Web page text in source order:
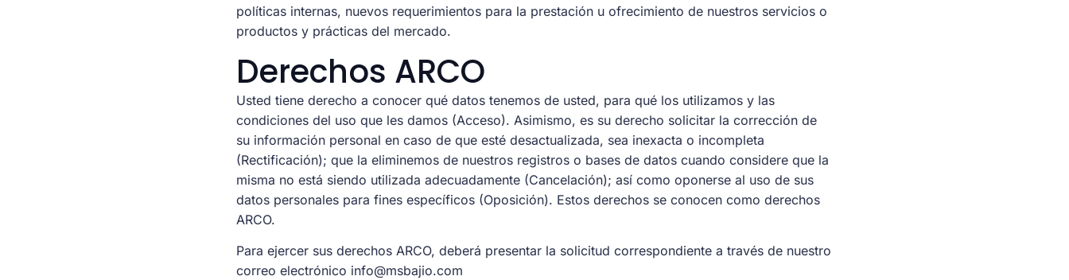
políticas internas, nuevos requerimientos para la prestación u ofrecimiento de nuestros servicios o
productos y prácticas del mercado.
Derechos ARCO
Usted tiene derecho a conocer qué datos tenemos de usted, para qué los utilizamos y las
condiciones del uso que les damos (Acceso). Asimismo, es su derecho solicitar la corrección de
su información personal en caso de que esté desactualizada, sea inexacta o incompleta
(Rectificación); que la eliminemos de nuestros registros o bases de datos cuando considere que la
misma no está siendo utilizada adecuadamente (Cancelación); así como oponerse al uso de sus
datos personales para fines específicos (Oposición). Estos derechos se conocen como derechos
ARCO.
Para ejercer sus derechos ARCO, deberá presentar la solicitud correspondiente a través de nuestro
correo electrónico info@msbajio.com